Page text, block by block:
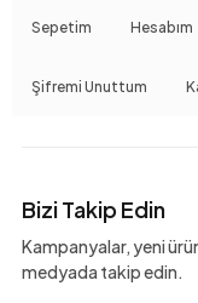
Sepetim Hesabım
Şifremi Unuttum
Bizi Takip Edin
Kampanyalar, yeni
medyada takip edin.